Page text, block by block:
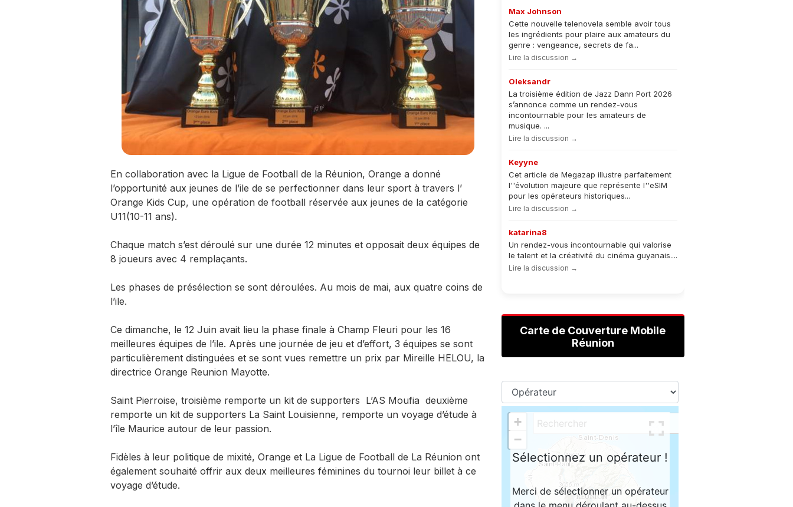
En collaboration avec la Ligue de Football de la Réunion, Orange a donné
l’opportunité aux jeunes de l’ile de se perfectionner dans leur sport à travers l’
Orange Kids Cup, une opération de football réservée aux jeunes de la catégorie
U11(10-11 ans).
Chaque match s’est déroulé sur une durée 12 minutes et opposait deux équipes de
8 joueurs avec 4 remplaçants.
Les phases de présélection se sont déroulées. Au mois de mai, aux quatre coins de
l’ile.
Ce dimanche, le 12 Juin avait lieu la phase finale à Champ Fleuri pour les 16
meilleures équipes de l’ile. Après une journée de jeu et d’effort, 3 équipes se sont
particulièrement distinguées et se sont vues remettre un prix par Mireille HELOU, la
directrice Orange Reunion Mayotte.
Saint Pierroise, troisième remporte un kit de supporters L’AS Moufia deuxième
remporte un kit de supporters La Saint Louisienne, remporte un voyage d’étude à
l’île Maurice autour de leur passion.
Fidèles à leur politique de mixité, Orange et La Ligue de Football de La Réunion ont
également souhaité offrir aux deux meilleures féminines du tournoi leur billet à ce
voyage d’étude.
Max Johnson
Cette nouvelle telenovela semble avoir tous
les ingrédients pour plaire aux amateurs du
genre : vengeance, secrets de fa...
Lire la discussion →
Oleksandr
La troisième édition de Jazz Dann Port 2026
s’annonce comme un rendez-vous
incontournable pour les amateurs de
musique. ...
Lire la discussion →
Keyyne
Cet article de Megazap illustre parfaitement
l''évolution majeure que représente l''eSIM
pour les opérateurs historiques...
Lire la discussion →
katarina8
Un rendez-vous incontournable qui valorise
le talent et la créativité du cinéma guyanais....
Lire la discussion →
Carte de Couverture Mobile
Réunion